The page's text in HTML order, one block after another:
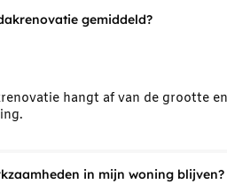
gemiddeld?
hangt af van de grootte
in mijn woning blijven?